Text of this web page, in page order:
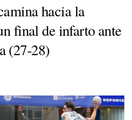
hacia la
final de infarto ante
(27-28)